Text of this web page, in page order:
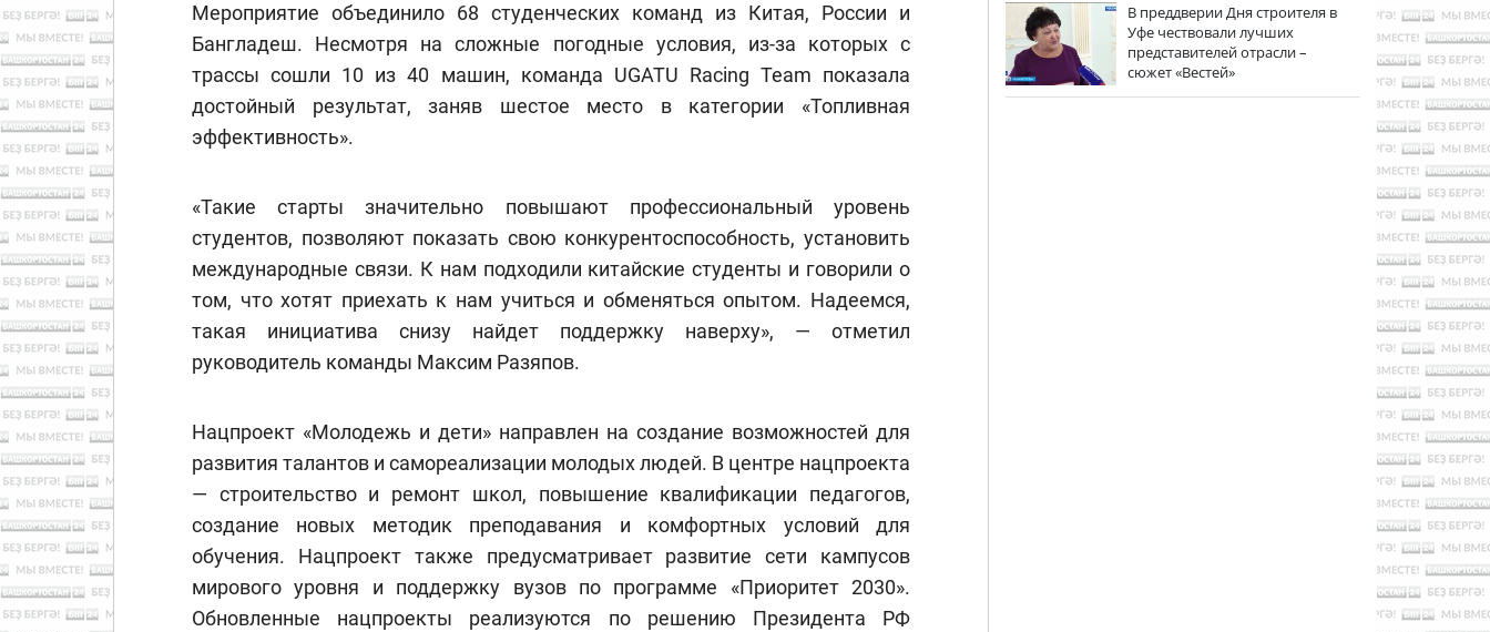
Мероприятие объединило 68 студенческих команд из Китая, России и
Бангладеш. Несмотря на сложные погодные условия, из-за которых с
трассы сошли 10 из 40 машин, команда UGATU Racing Team показала
достойный результат, заняв шестое место в категории «Топливная
эффективность».
«Такие старты значительно повышают профессиональный уровень
студентов, позволяют показать свою конкурентоспособность, установить
международные связи. К нам подходили китайские студенты и говорили о
том, что хотят приехать к нам учиться и обменяться опытом. Надеемся,
такая инициатива снизу найдет поддержку наверху», — отметил
руководитель команды Максим Разяпов.
Нацпроект «Молодежь и дети» направлен на создание возможностей для
развития талантов и самореализации молодых людей. В центре нацпроекта
— строительство и ремонт школ, повышение квалификации педагогов,
создание новых методик преподавания и комфортных условий для
обучения. Нацпроект также предусматривает развитие сети кампусов
мирового уровня и поддержку вузов по программе «Приоритет 2030».
Обновленные нацпроекты реализуются по решению Президента РФ
В преддверии Дня строителя в
Уфе чествовали лучших
представителей отрасли –
сюжет «Вестей»